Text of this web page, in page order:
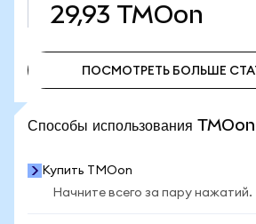
29,93 TMOon
ПОСМОТРЕТЬ БОЛЬШЕ
Способы использования
Купить TMOon
Начните всего за пару нажатий.